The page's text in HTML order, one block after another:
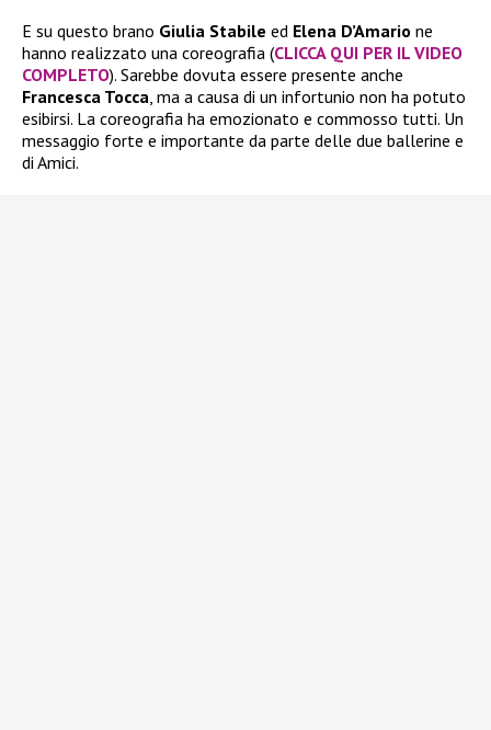
E su questo brano Giulia Stabile ed Elena D’Amario ne
hanno realizzato una coreografia (CLICCA QUI PER IL VIDEO
COMPLETO). Sarebbe dovuta essere presente anche
Francesca Tocca, ma a causa di un infortunio non ha potuto
esibirsi. La coreografia ha emozionato e commosso tutti. Un
messaggio forte e importante da parte delle due ballerine e
di Amici.